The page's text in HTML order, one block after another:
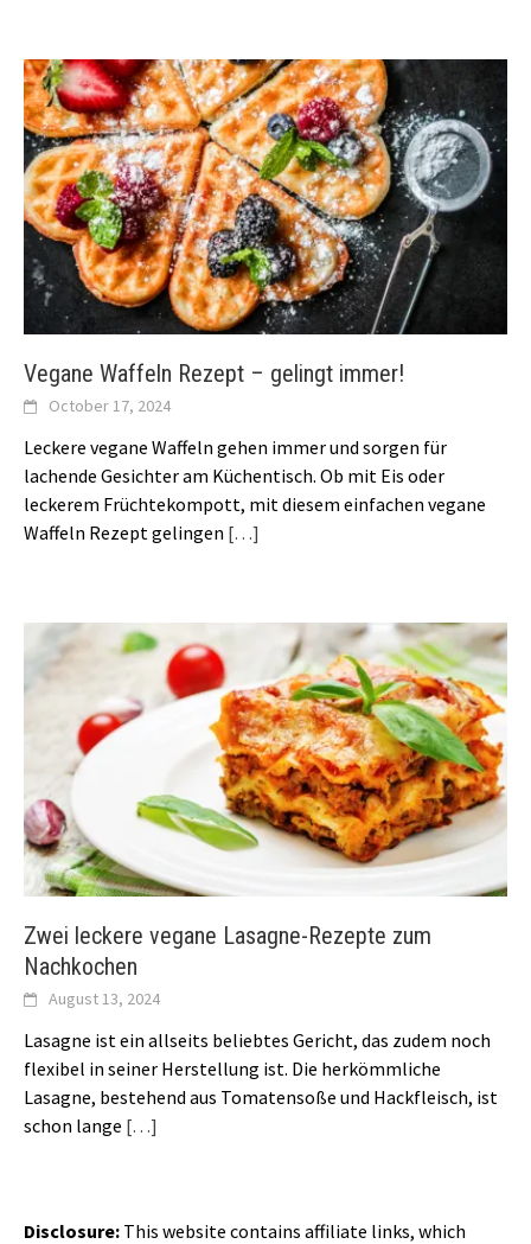
Vegane Waffeln Rezept – gelingt immer!
October 17, 2024
Leckere vegane Waffeln gehen immer und sorgen für
lachende Gesichter am Küchentisch. Ob mit Eis oder
leckerem Früchtekompott, mit diesem einfachen vegane
Waffeln Rezept gelingen […]
Zwei leckere vegane Lasagne-Rezepte zum
Nachkochen
August 13, 2024
Lasagne ist ein allseits beliebtes Gericht, das zudem noch
flexibel in seiner Herstellung ist. Die herkömmliche
Lasagne, bestehend aus Tomatensoße und Hackfleisch, ist
schon lange […]
Disclosure: This website contains affiliate links, which